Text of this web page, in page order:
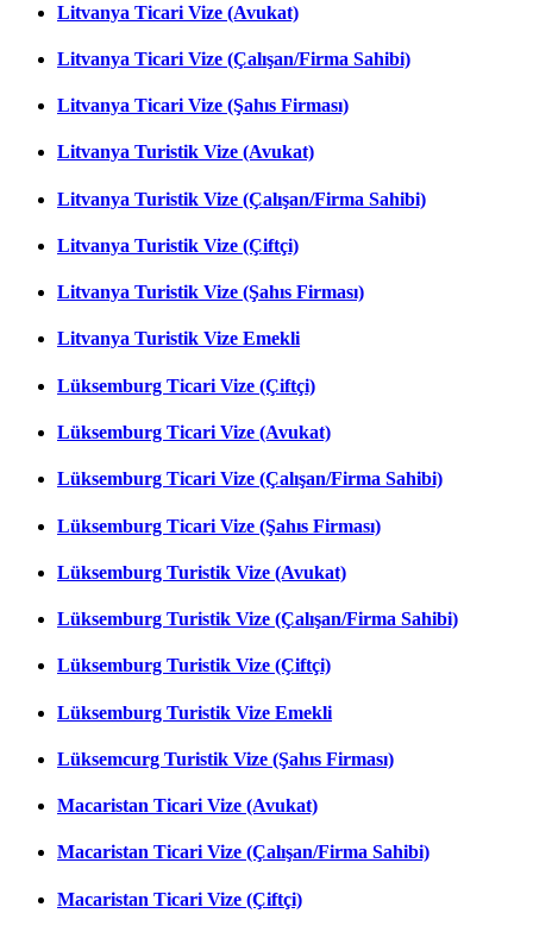
Litvanya Ticari Vize (Avukat)
Litvanya Ticari Vize (Çalışan/Firma Sahibi)
Litvanya Ticari Vize (Şahıs Firması)
Litvanya Turistik Vize (Avukat)
Litvanya Turistik Vize (Çalışan/Firma Sahibi)
Litvanya Turistik Vize (Çiftçi)
Litvanya Turistik Vize (Şahıs Firması)
Litvanya Turistik Vize Emekli
Lüksemburg Ticari Vize (Çiftçi)
Lüksemburg Ticari Vize (Avukat)
Lüksemburg Ticari Vize (Çalışan/Firma Sahibi)
Lüksemburg Ticari Vize (Şahıs Firması)
Lüksemburg Turistik Vize (Avukat)
Lüksemburg Turistik Vize (Çalışan/Firma Sahibi)
Lüksemburg Turistik Vize (Çiftçi)
Lüksemburg Turistik Vize Emekli
Lüksemcurg Turistik Vize (Şahıs Firması)
Macaristan Ticari Vize (Avukat)
Macaristan Ticari Vize (Çalışan/Firma Sahibi)
Macaristan Ticari Vize (Çiftçi)